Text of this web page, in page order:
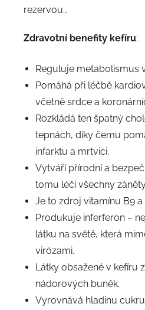
rezervou…
Zdravotní benefity kefíru:
Reguluje metabolismus
Pomáhá při léčbě
včetně srdce a
Rozkládá ten špatný
tepnách, díky čemu
infarktu a mrtvici.
Vytváří přírodní a
tomu léčí všechny
Je to zdroj vitamínu B9 a
Produkuje inferferon –
látku na světě, která
virózami.
Látky obsažené v kefíru
nádorových buněk.
Vyrovnává hladinu